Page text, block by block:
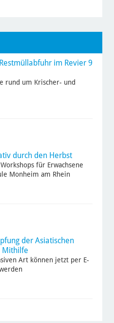
im Revier 9
rund um Krischer- und
durch den Herbst
für Erwachsene
Monheim am Rhein
der Asiatischen
Mithilfe
Art können jetzt per E-